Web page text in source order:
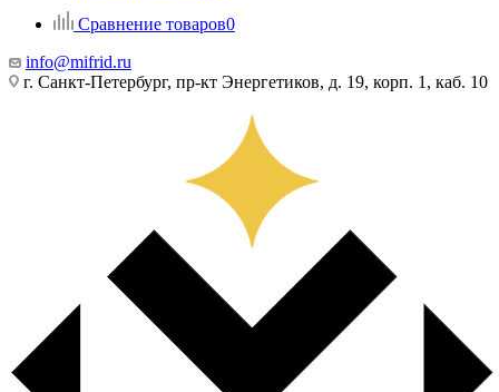
Сравнение товаров0
info@mifrid.ru
г. Санкт-Петербург, пр-кт Энергетиков, д. 19, корп. 1, каб. 10